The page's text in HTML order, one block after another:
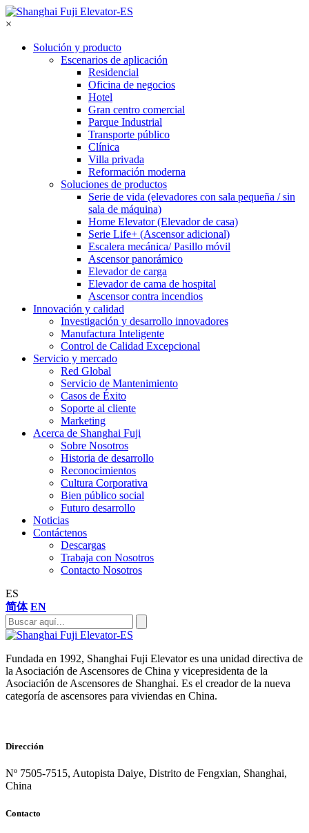
×
Solución y producto
Escenarios de aplicación
Residencial
Oficina de negocios
Hotel
Gran centro comercial
Parque Industrial
Transporte público
Clínica
Villa privada
Reformación moderna
Soluciones de productos
Serie de vida (elevadores con sala pequeña / sin
sala de máquina)
Home Elevator (Elevador de casa)
Serie Life+ (Ascensor adicional)
Escalera mecánica/ Pasillo móvil
Ascensor panorámico
Elevador de carga
Elevador de cama de hospital
Ascensor contra incendios
Innovación y calidad
Investigación y desarrollo innovadores
Manufactura Inteligente
Control de Calidad Excepcional
Servicio y mercado
Red Global
Servicio de Mantenimiento
Casos de Éxito
Soporte al cliente
Marketing
Acerca de Shanghai Fuji
Sobre Nosotros
Historia de desarrollo
Reconocimientos
Cultura Corporativa
Bien público social
Futuro desarrollo
Noticias
Contáctenos
Descargas
Trabaja con Nosotros
Contacto Nosotros
ES
简体 EN
Fundada en 1992, Shanghai Fuji Elevator es una unidad directiva de
la Asociación de Ascensores de China y vicepresidenta de la
Asociación de Ascensores de Shanghai. Es el creador de la nueva
categoría de ascensores para viviendas en China.
Dirección
Nº 7505-7515, Autopista Daiye, Distrito de Fengxian, Shanghai,
China
Contacto